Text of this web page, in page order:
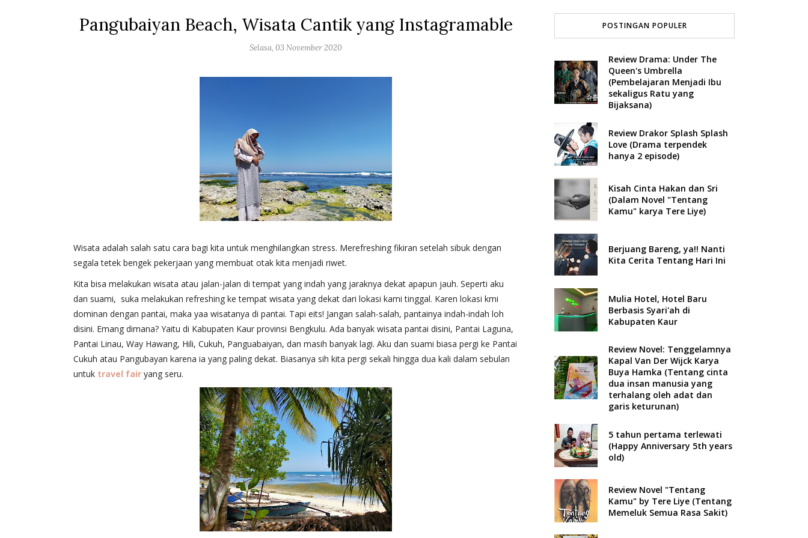
Pangubaiyan Beach, Wisata Cantik yang Instagramable
Selasa, 03 November 2020
Wisata adalah salah satu cara bagi kita untuk menghilangkan stress. Merefreshing fikiran setelah sibuk dengan
segala tetek bengek pekerjaan yang membuat otak kita menjadi riwet.
Kita bisa melakukan wisata atau jalan-jalan di tempat yang indah yang jaraknya dekat apapun jauh. Seperti aku
dan suami, suka melakukan refreshing ke tempat wisata yang dekat dari lokasi kami tinggal. Karen lokasi kmi
dominan dengan pantai, maka yaa wisatanya di pantai. Tapi eits! Jangan salah-salah, pantainya indah-indah loh
disini. Emang dimana? Yaitu di Kabupaten Kaur provinsi Bengkulu. Ada banyak wisata pantai disini, Pantai Laguna,
Pantai Linau, Way Hawang, Hili, Cukuh, Panguabaiyan, dan masih banyak lagi. Aku dan suami biasa pergi ke Pantai
Cukuh atau Pangubayan karena ia yang paling dekat. Biasanya sih kita pergi sekali hingga dua kali dalam sebulan
untuk travel fair yang seru.
POSTINGAN POPULER
Review Drama: Under The
Queen's Umbrella
(Pembelajaran Menjadi Ibu
sekaligus Ratu yang
Bijaksana)
Review Drakor Splash Splash
Love (Drama terpendek
hanya 2 episode)
Kisah Cinta Hakan dan Sri
(Dalam Novel "Tentang
Kamu" karya Tere Liye)
Berjuang Bareng, ya!! Nanti
Kita Cerita Tentang Hari Ini
Mulia Hotel, Hotel Baru
Berbasis Syari'ah di
Kabupaten Kaur
Review Novel: Tenggelamnya
Kapal Van Der Wijck Karya
Buya Hamka (Tentang cinta
dua insan manusia yang
terhalang oleh adat dan
garis keturunan)
5 tahun pertama terlewati
(Happy Anniversary 5th years
old)
Review Novel "Tentang
Kamu" by Tere Liye (Tentang
Memeluk Semua Rasa Sakit)